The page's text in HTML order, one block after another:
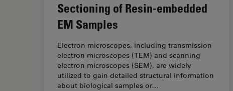
Sectioning of Resin-embedded
EM Samples
Electron microscopes, including transmission
electron microscopes (TEM) and scanning
electron microscopes (SEM), are widely
utilized to gain detailed structural information
about biological samples or…